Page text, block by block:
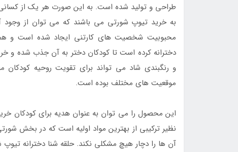
طراحی و تولید شده است. به این صورت هر یک از کسانی
به خرید تیوپ شورتی می باشند که می توان از وجود
محبوبیت شخصیت های کارتنی ایجاد شده است و
دخترانه کرده است تا کودکان دختر به آن جذب شده و
و رنگبندی شاد می تواند برای تقویت روحیه کودکان
موقعیت های مختلف بوده است.
این محصول را می توان به عنوان هدیه برای
نظیر ترکیبی از بهترین مواد اولیه است که در بخش
آن ها را دچار هیچ مشکلی نکند. حلقه شنا دخترانه